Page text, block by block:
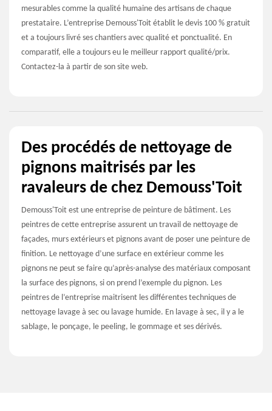
mesurables comme la qualité humaine des artisans de chaque
prestataire. L’entreprise Demouss'Toit établit le devis 100 % gratuit
et a toujours livré ses chantiers avec qualité et ponctualité. En
comparatif, elle a toujours eu le meilleur rapport qualité/prix.
Contactez-la à partir de son site web.
Des procédés de nettoyage de
pignons maitrisés par les
ravaleurs de chez Demouss'Toit
Demouss'Toit est une entreprise de peinture de bâtiment. Les
peintres de cette entreprise assurent un travail de nettoyage de
façades, murs extérieurs et pignons avant de poser une peinture de
finition. Le nettoyage d’une surface en extérieur comme les
pignons ne peut se faire qu’après-analyse des matériaux composant
la surface des pignons, si on prend l’exemple du pignon. Les
peintres de l’entreprise maitrisent les différentes techniques de
nettoyage lavage à sec ou lavage humide. En lavage à sec, il y a le
sablage, le ponçage, le peeling, le gommage et ses dérivés.